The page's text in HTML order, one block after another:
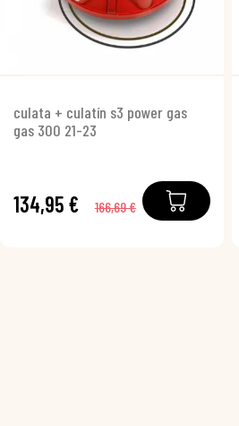
culata + culatín s3 power gas
gas 300 21-23
134,95 € 166,69 €